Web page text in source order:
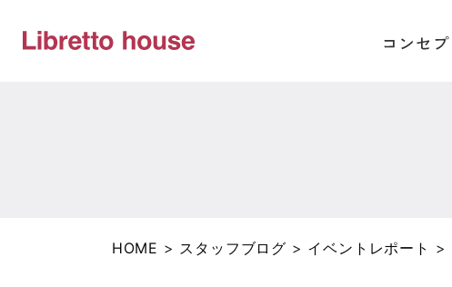
HOME > スタッフブログ > イベントレポート >